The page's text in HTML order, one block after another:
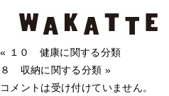
９ 家事に関する分類
2020年6月9日 Category -
９
に
コメント
« １０ 健康に関する分類
８ 収納に関する分類 »
コメントは受け付けていません。